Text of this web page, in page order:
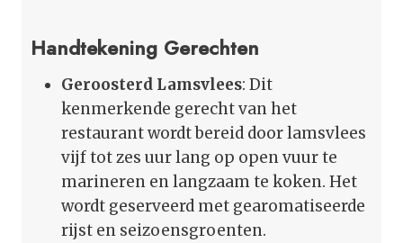
Handtekening Gerechten
Geroosterd Lamsvlees: Dit
kenmerkende gerecht van het
restaurant wordt bereid door lamsvlees
vijf tot zes uur lang op open vuur te
marineren en langzaam te koken. Het
wordt geserveerd met gearomatiseerde
rijst en seizoensgroenten.